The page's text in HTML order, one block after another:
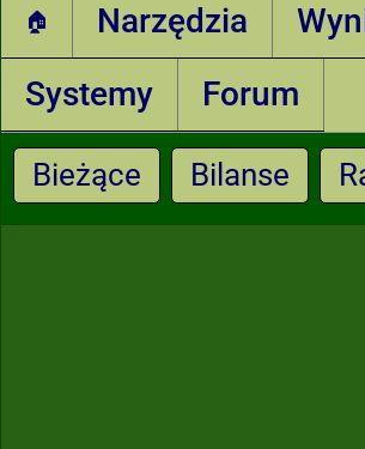
🏠 Narzędzia
Systemy
Forum
Bieżące Bilanse